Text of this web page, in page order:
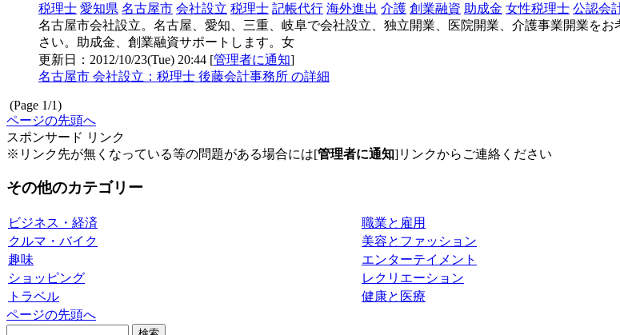
税理士 愛知県 名古屋市 会社設立 税理士 記帳代行 海外進出 介護 創業融資 助成金 女性税理士 公認会
名古屋市会社設立。名古屋、愛知、三重、岐阜で会社設立、独立開業、医院開業、介護事業開業
さい。助成金、創業融資サポートします。女
更新日：2012/10/23(Tue) 20:44 [管理者に通知]
名古屋市 会社設立：税理士 後藤会計事務所 の詳細
(Page 1/1)
ページの先頭へ
スポンサード リンク
※リンク先が無くなっている等の問題がある場合には[管理者に通知]リンクからご連絡ください
その他のカテゴリー
ビジネス・経済 職業と雇用
クルマ・バイク
美容とファッション
趣味
エンターテイメント
ショッピング
レクリエーション
トラベル
健康と医療
ページの先頭へ